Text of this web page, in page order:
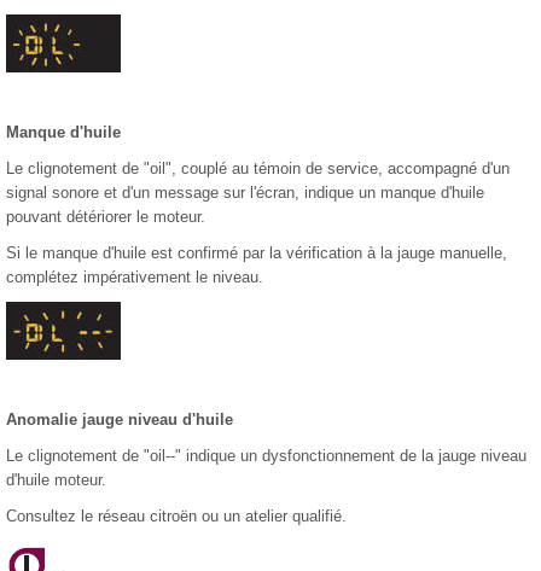
Manque d'huile
Le clignotement de "oil", couplé au témoin de service, accompagné d'un
signal sonore et d'un message sur l'écran, indique un manque d'huile
pouvant détériorer le moteur.
Si le manque d'huile est confirmé par la vérification à la jauge manuelle,
complétez impérativement le niveau.
Anomalie jauge niveau d'huile
Le clignotement de "oil--" indique un dysfonctionnement de la jauge niveau
d'huile moteur.
Consultez le réseau citroën ou un atelier qualifié.